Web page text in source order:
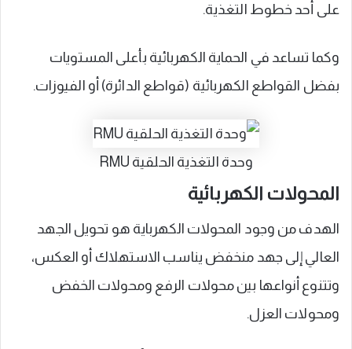
على أحد خطوط التغذية.
وكما تساعد في الحماية الكهربائية بأعلى المستويات
بفضل القواطع الكهربائية (قواطع الدائرة) أو الفيوزات.
وحدة التغذية الحلقية RMU
المحولات الكهربائية
الهدف من وجود المحولات الكهرباية هو تحويل الجهد
العالي إلى جهد منخفض يناسب الاستهلاك أو العكس،
وتتنوع أنواعها بين محولات الرفع ومحولات الخفض
ومحولات العزل.